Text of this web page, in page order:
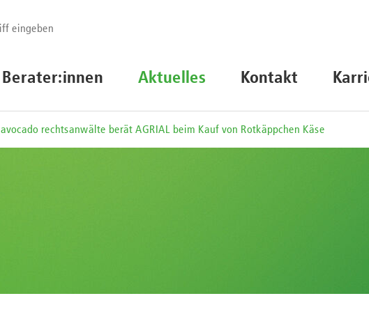
Berater:innen Aktuelles Kontakt
avocado rechtsanwälte berät AGRIAL beim Kauf von Rotkäppchen Käse